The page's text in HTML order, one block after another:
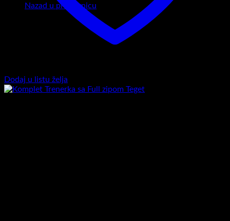
Nazad u prodavnicu
Dodaj u listu želja